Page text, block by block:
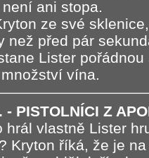
ani stopa.
ze své
než před pár
Lister
vína.
PISTOLNÍCI Z
hrál vlastně Lister
Kryton říká, že je